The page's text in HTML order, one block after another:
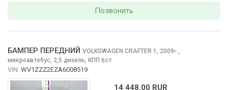
Позвонить
БАМПЕР ПЕРЕДНИЙ VOLKSWAGEN CRAFTER 1, 2009г.,
микроавтобус, 2,5 дизель, КПП 6ст.
VIN: WV1ZZZ2EZA6008519
14 448.00 RUR